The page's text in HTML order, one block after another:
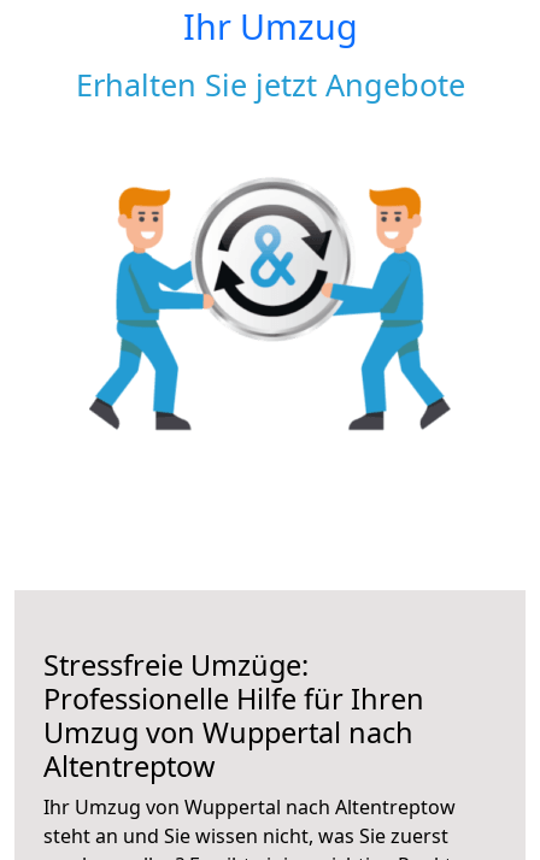
Ihr Umzug
Erhalten Sie jetzt Angebote
Stressfreie Umzüge:
Professionelle Hilfe für Ihren
Umzug von Wuppertal nach
Altentreptow
Ihr Umzug von Wuppertal nach Altentreptow
steht an und Sie wissen nicht, was Sie zuerst